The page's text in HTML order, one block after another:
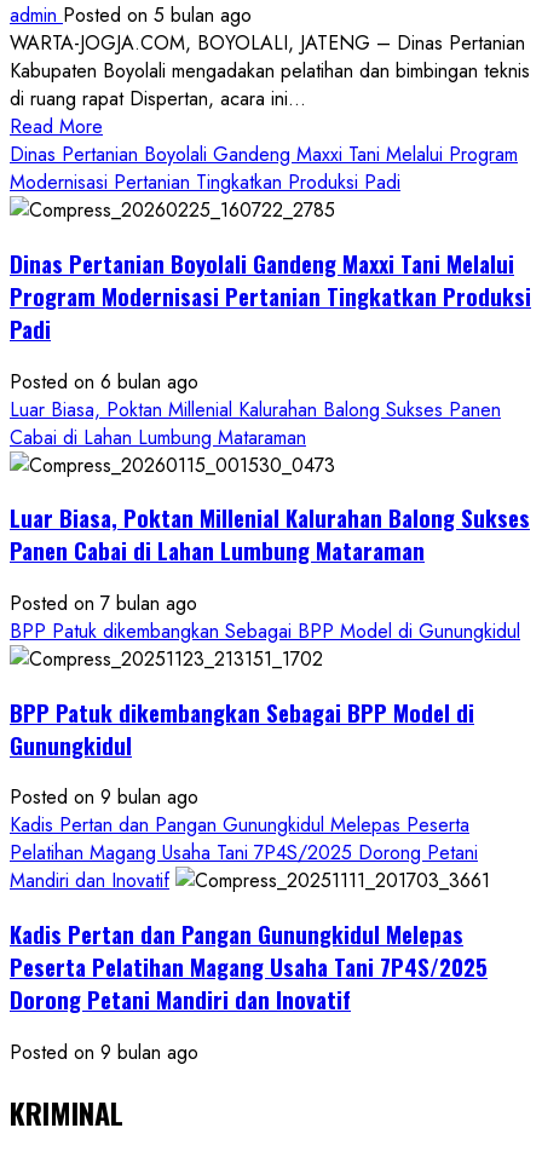
admin Posted on 5 bulan ago
WARTA-JOGJA.COM, BOYOLALI, JATENG – Dinas Pertanian
Kabupaten Boyolali mengadakan pelatihan dan bimbingan teknis
di ruang rapat Dispertan, acara ini...
Read More
more
about
Dinas
Boyolali
Gelar
Singkong
Wujudkan
Ketahanan
Pangan
Petani
Dinas Pertanian Boyolali Gandeng Maxxi Tani Melalui Program
Modernisasi Pertanian Tingkatkan Produksi Padi
Dinas Pertanian Boyolali Gandeng Maxxi Tani Melalui
Program Modernisasi Pertanian Tingkatkan Produksi
Padi
Posted on 6 bulan ago
Luar Biasa, Poktan Millenial Kalurahan Balong Sukses Panen
Cabai di Lahan Lumbung Mataraman
Luar Biasa, Poktan Millenial Kalurahan Balong Sukses
Panen Cabai di Lahan Lumbung Mataraman
Posted on 7 bulan ago
BPP Patuk dikembangkan Sebagai BPP Model di Gunungkidul
BPP Patuk dikembangkan Sebagai BPP Model di
Gunungkidul
Posted on 9 bulan ago
Kadis Pertan dan Pangan Gunungkidul Melepas Peserta
Pelatihan Magang Usaha Tani 7P4S/2025 Dorong Petani
Mandiri dan Inovatif
Kadis Pertan dan Pangan Gunungkidul Melepas
Peserta Pelatihan Magang Usaha Tani 7P4S/2025
Dorong Petani Mandiri dan Inovatif
Posted on 9 bulan ago
KRIMINAL